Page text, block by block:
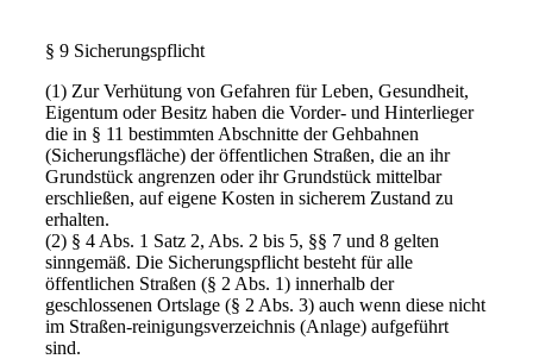
§ 9 Sicherungspflicht
(1) Zur Verhütung von Gefahren für Leben, Gesundheit,
Eigentum oder Besitz haben die Vorder- und Hinterlieger
die in § 11 bestimmten Abschnitte der Gehbahnen
(Sicherungsfläche) der öffentlichen Straßen, die an ihr
Grundstück angrenzen oder ihr Grundstück mittelbar
erschließen, auf eigene Kosten in sicherem Zustand zu
erhalten.
(2) § 4 Abs. 1 Satz 2, Abs. 2 bis 5, §§ 7 und 8 gelten
sinngemäß. Die Sicherungspflicht besteht für alle
öffentlichen Straßen (§ 2 Abs. 1) innerhalb der
geschlossenen Ortslage (§ 2 Abs. 3) auch wenn diese nicht
im Straßen-reinigungsverzeichnis (Anlage) aufgeführt
sind.